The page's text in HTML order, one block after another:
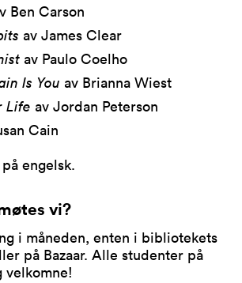
Ben Carson
av James Clear
av Paulo Coelho
Is You av Brianna Wiest
Life av Jordan Peterson
Cain
engelsk.
vi?
i måneden, enten i bibliotekets
på Bazaar. Alle studenter på